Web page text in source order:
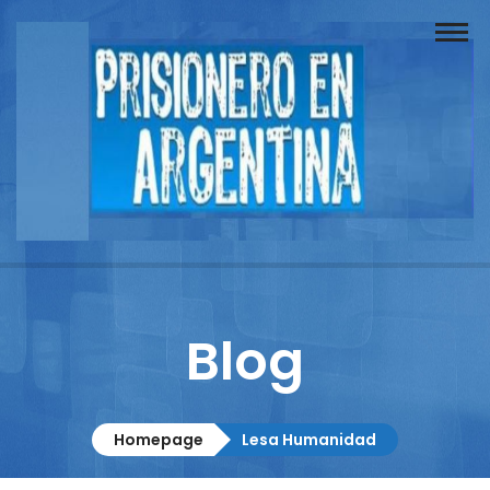
Buscador
Documentos
Columnistas
Contacto
Blog
Homepage Lesa Humanidad